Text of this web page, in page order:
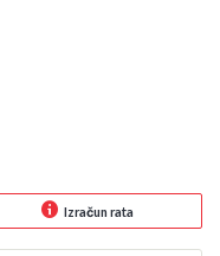
Izračun rata